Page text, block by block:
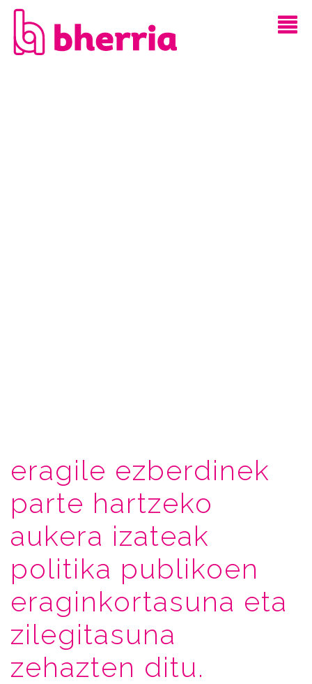
eragile ezberdinek
parte hartzeko
aukera izateak
politika publikoen
eraginkortasuna eta
zilegitasuna
zehazten ditu.